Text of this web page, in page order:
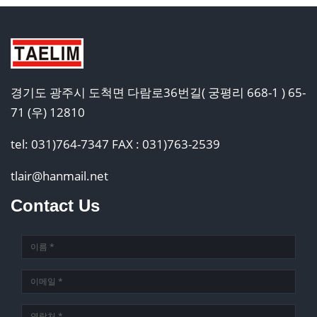
경기도 광주시 도척면 다람로36번길( 궁평리 668-1 ) 65-
71 (우) 12810
tel: 031)764-7347 FAX : 031)763-2539
tlair@hanmail.net
Contact Us